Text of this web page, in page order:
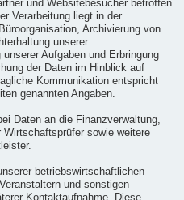
und Websitebesucher betroffen.
Verarbeitung liegt in der
Archivierung von
unserer
Aufgaben und Erbringung
der Daten im Hinblick auf
Kommunikation entspricht
genannten Angaben.
Daten an die Finanzverwaltung,
sowie weitere
betriebswirtschaftlichen
und sonstigen
Kontaktaufnahme. Diese